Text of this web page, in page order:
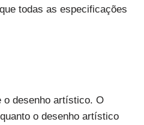
todas as especificações
o desenho artístico. O
o desenho artístico